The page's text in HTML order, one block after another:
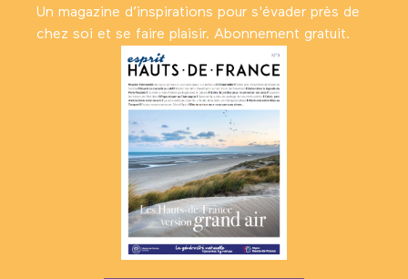
Un magazine d’inspirations pour s'évader près de
chez soi et se faire plaisir. Abonnement gratuit.